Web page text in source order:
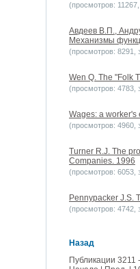
(просмотров:
Авдеев В.П.,
Механизмы
(просмотров: 8291,
Wen Q. The "Folk
(просмотров: 4783,
Wages: a
(просмотров: 4960,
Turner R.J. The
Companies. 1996
(просмотров: 6053,
Pennypacker J.S.
(просмотров: 4742,
Назад
Публикации 3211